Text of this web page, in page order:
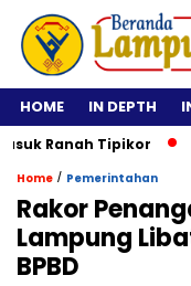
HOME IN DEPTH
Ranah Tipikor
Home / Pemerintahan
Rakor
Lampung
BPBD